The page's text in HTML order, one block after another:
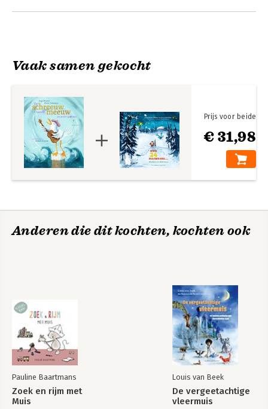
Vaak samen gekocht
€ 31,98
Prijs voor beide
Anderen die dit kochten, kochten ook
Pauline Baartmans
Zoek en rijm met
Muis
Louis van Beek
De vergeetachtige
vleermuis